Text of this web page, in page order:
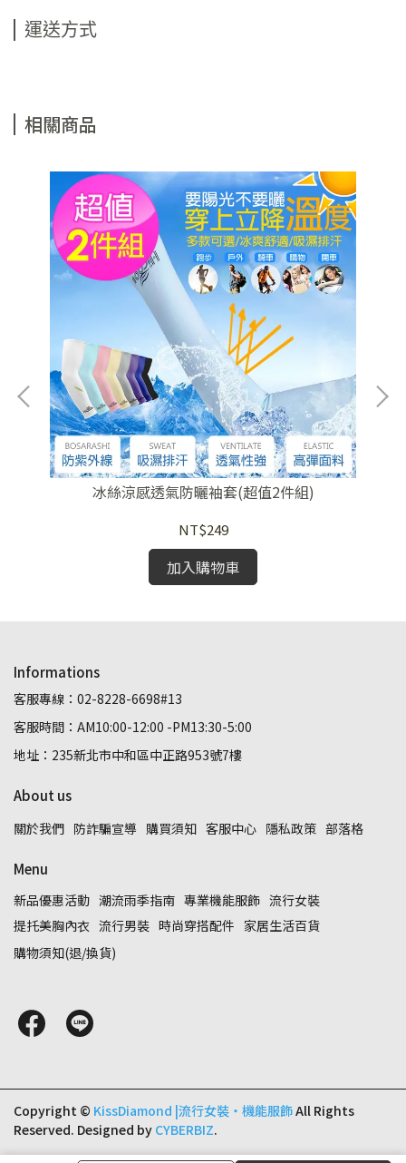
運送方式
相關商品
冰絲涼感透氣防曬袖套(超值2件組)
NT$249
加入購物車
Informations
客服專線：02-8228-6698#13
客服時間：AM10:00-12:00 -PM13:30-5:00
地址：235新北市中和區中正路953號7樓
About us
關於我們 防詐騙宣導 購買須知 客服中心 隱私政策 部落格
Menu
新品優惠活動 潮流雨季指南 專業機能服飾 流行女裝
提托美胸內衣 流行男裝 時尚穿搭配件 家居生活百貨
購物須知(退/換貨)
Copyright © KissDiamond |流行女裝‧機能服飾All Rights
Reserved. Designed by CYBERBIZ.